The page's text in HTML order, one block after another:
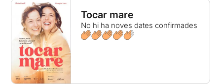
Tocar mare
No hi ha noves dates confirmades